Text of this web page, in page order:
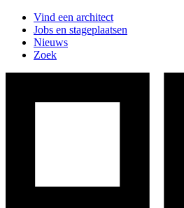
Vind een architect
Jobs en stageplaatsen
Nieuws
Zoek